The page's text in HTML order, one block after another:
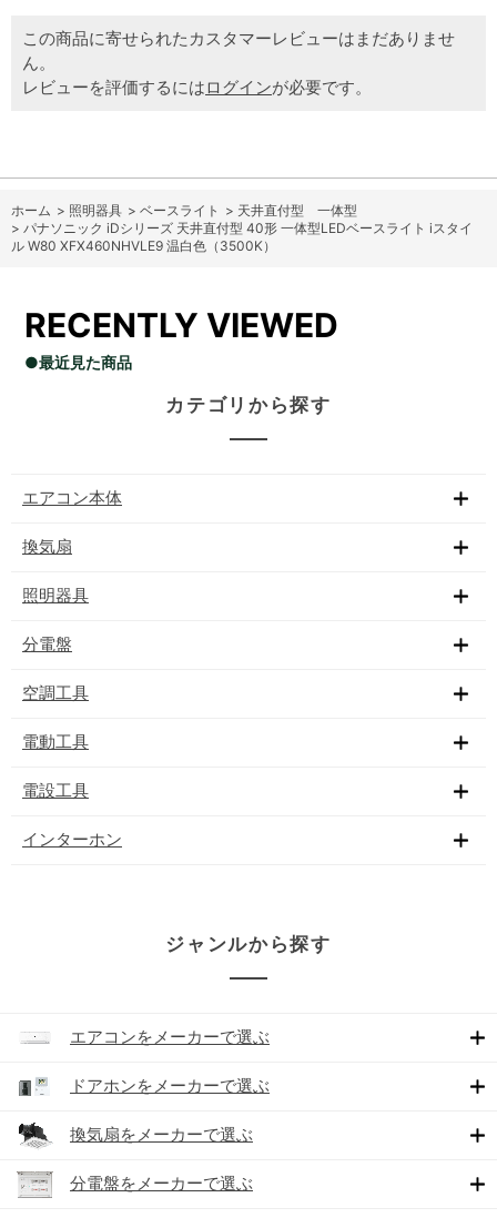
この商品に寄せられたカスタマーレビューはまだありませ
ん。
レビューを評価するにはログインが必要です。
ホーム > 照明器具 > ベースライト > 天井直付型 一体型
> パナソニック iDシリーズ 天井直付型 40形 一体型LEDベースライト iスタイ
ル W80 XFX460NHVLE9 温白色（3500K）
RECENTLY VIEWED
●最近見た商品
カテゴリから探す
エアコン本体
換気扇
照明器具
分電盤
空調工具
電動工具
電設工具
インターホン
ジャンルから探す
エアコンをメーカーで選ぶ
ドアホンをメーカーで選ぶ
換気扇をメーカーで選ぶ
分電盤をメーカーで選ぶ